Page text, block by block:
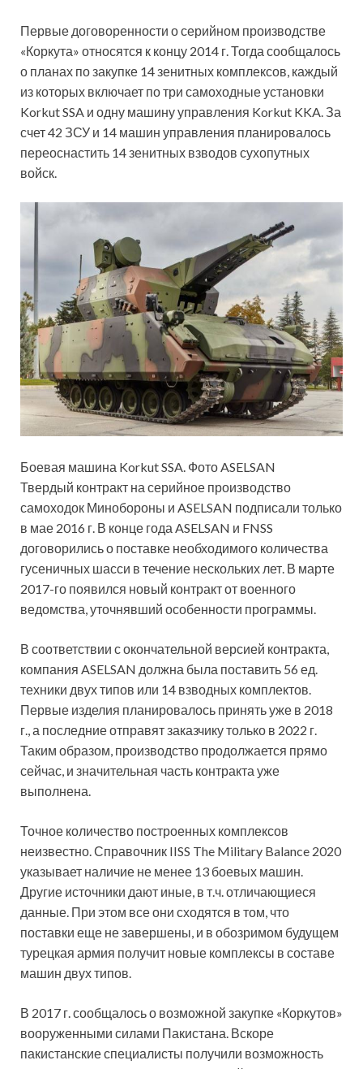
Первые договоренности о серийном производстве
«Коркута» относятся к концу 2014 г. Тогда сообщалось
о планах по закупке 14 зенитных комплексов, каждый
из которых включает по три самоходные установки
Korkut SSA и одну машину управления Korkut KKA. За
счет 42 ЗСУ и 14 машин управления планировалось
переоснастить 14 зенитных взводов сухопутных
войск.
Боевая машина Korkut SSA. Фото ASELSAN
Твердый контракт на серийное производство
самоходок Минобороны и ASELSAN подписали только
в мае 2016 г. В конце года ASELSAN и FNSS
договорились о поставке необходимого количества
гусеничных шасси в течение нескольких лет. В марте
2017-го появился новый контракт от военного
ведомства, уточнявший особенности программы.
В соответствии с окончательной версией контракта,
компания ASELSAN должна была поставить 56 ед.
техники двух типов или 14 взводных комплектов.
Первые изделия планировалось принять уже в 2018
г., а последние отправят заказчику только в 2022 г.
Таким образом, производство продолжается прямо
сейчас, и значительная часть контракта уже
выполнена.
Точное количество построенных комплексов
неизвестно. Справочник IISS The Military Balance 2020
указывает наличие не менее 13 боевых машин.
Другие источники дают иные, в т.ч. отличающиеся
данные. При этом все они сходятся в том, что
поставки еще не завершены, и в обозримом будущем
турецкая армия получит новые комплексы в составе
машин двух типов.
В 2017 г. сообщалось о возможной закупке «Коркутов»
вооруженными силами Пакистана. Вскоре
пакистанские специалисты получили возможность